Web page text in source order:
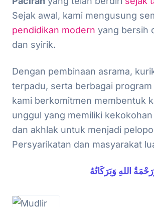
Sejak awal, kami mengusung
pendidikan modern yang bersih
dan syirik.
Dengan pembinaan asrama,
terpadu, serta berbagai program
kami berkomitmen membentuk
unggul yang memiliki kekokohan
dan akhlak untuk menjadi
Persyarikatan dan masyarakat
اللهِ وَبَرَكَاتُهُ